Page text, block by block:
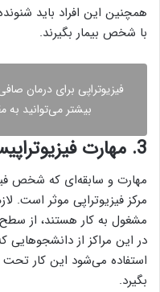
همچنین این افراد باید
با شخص بیمار بگیرند.
فیزیوتراپی برای درمان
بیشتر می‌توانید به
3. مهارت فیزیوتراپیست
مهارت و سابقه‌ای که شخص
مرکز فیزیوتراپی موثر است.
مشغول به کار هستند، از سطح
در این مراکز از
استفاده می‌شود این کار تحت
بگیرد.